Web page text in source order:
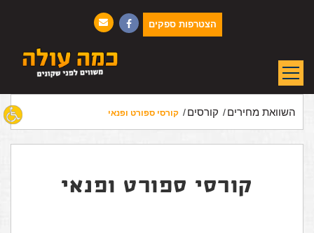
הצטרפות ספקים
השוואת מחירים קורסים קורסי ספורט ופנאי
קורסי ספורט ופנאי